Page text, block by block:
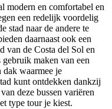
modern en comfortabel en
een redelijk voordelig
stad naar de andere te
daarnaast ook een
van de Costa del Sol en
gebruik maken van een
dak waarmee je
kunt ontdekken dankzij
deze bussen variëren
type tour je kiest.